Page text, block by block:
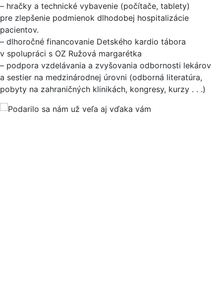
– hračky a technické vybavenie (počítače, tablety)
pre zlepšenie podmienok dlhodobej hospitalizácie
pacientov.
– dlhoročné financovanie Detského kardio tábora
v spolupráci s OZ Ružová margarétka
– podpora vzdelávania a zvyšovania odbornosti lekárov
a sestier na medzinárodnej úrovni (odborná literatúra,
pobyty na zahraničných klinikách, kongresy, kurzy . . .)